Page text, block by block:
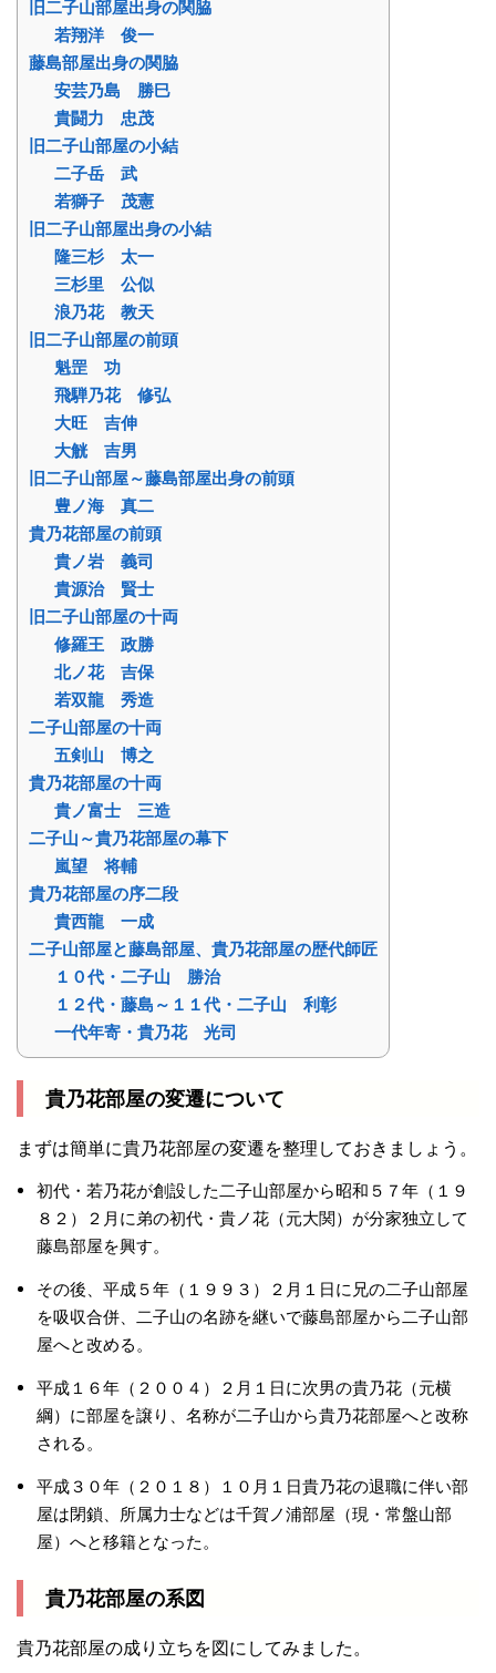
旧二子山部屋出身の関脇
若翔洋 俊一
藤島部屋出身の関脇
安芸乃島 勝巳
貴闘力 忠茂
旧二子山部屋の小結
二子岳 武
若獅子 茂憲
旧二子山部屋出身の小結
隆三杉 太一
三杉里 公似
浪乃花 教天
旧二子山部屋の前頭
魁罡 功
飛騨乃花 修弘
大旺 吉伸
大觥 吉男
旧二子山部屋～藤島部屋出身の前頭
豊ノ海 真二
貴乃花部屋の前頭
貴ノ岩 義司
貴源治 賢士
旧二子山部屋の十両
修羅王 政勝
北ノ花 吉保
若双龍 秀造
二子山部屋の十両
五剣山 博之
貴乃花部屋の十両
貴ノ富士 三造
二子山～貴乃花部屋の幕下
嵐望 将輔
貴乃花部屋の序二段
貴西龍 一成
二子山部屋と藤島部屋、貴乃花部屋の歴代師匠
１０代・二子山 勝治
１２代・藤島～１１代・二子山 利彰
一代年寄・貴乃花 光司
貴乃花部屋の変遷について
まずは簡単に貴乃花部屋の変遷を整理しておきましょう。
初代・若乃花が創設した二子山部屋から昭和５７年（１９
８２）２月に弟の初代・貴ノ花（元大関）が分家独立して
藤島部屋を興す。
その後、平成５年（１９９３）２月１日に兄の二子山部屋
を吸収合併、二子山の名跡を継いで藤島部屋から二子山部
屋へと改める。
平成１６年（２００４）２月１日に次男の貴乃花（元横
綱）に部屋を譲り、名称が二子山から貴乃花部屋へと改称
される。
平成３０年（２０１８）１０月１日貴乃花の退職に伴い部
屋は閉鎖、所属力士などは千賀ノ浦部屋（現・常盤山部
屋）へと移籍となった。
貴乃花部屋の系図
貴乃花部屋の成り立ちを図にしてみました。